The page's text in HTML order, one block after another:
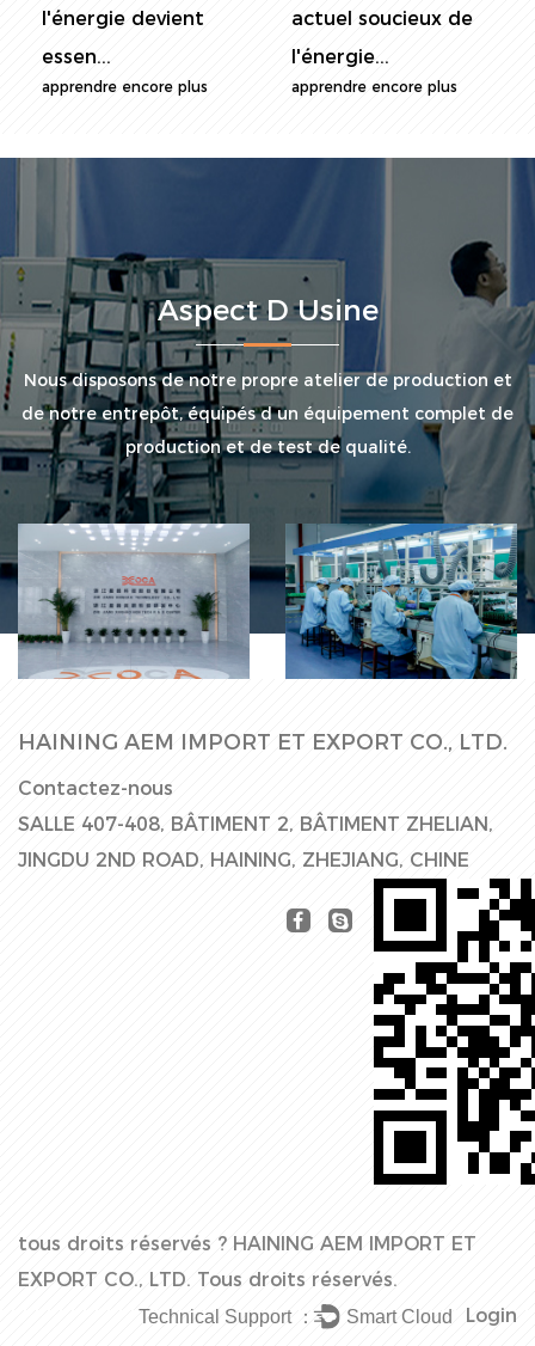
l'énergie devient
essen...
apprendre encore plus
actuel soucieux de
l'énergie...
apprendre encore plus
Aspect D Usine
Nous disposons de notre propre atelier de production et
de notre entrepôt, équipés d un équipement complet de
production et de test de qualité.
Hall d'usine
Ligne de
production
HAINING AEM IMPORT ET EXPORT CO., LTD.
Contactez-nous
SALLE 407-408, BÂTIMENT 2, BÂTIMENT ZHELIAN,
JINGDU 2ND ROAD, HAINING, ZHEJIANG, CHINE
tous droits réservés ? HAINING AEM IMPORT ET
EXPORT CO., LTD. Tous droits réservés.
Login
Technical Support ： Smart Cloud